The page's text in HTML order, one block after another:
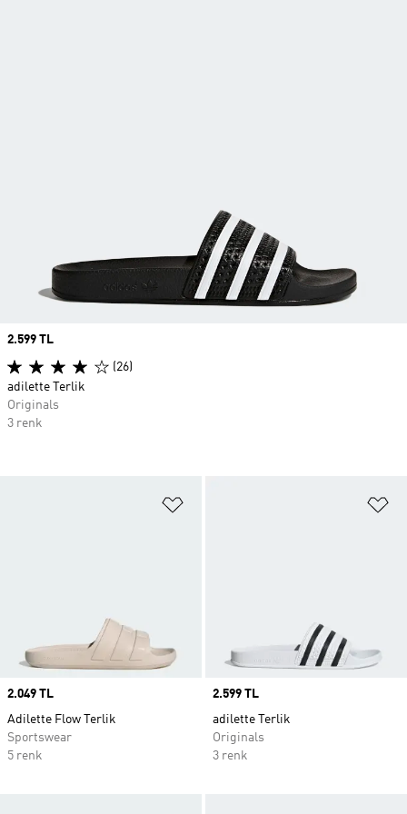
Price
2.049 TL
Adilette Flow Terlik
Sportswear
5 renk
Price
2.599 TL
adilette Terlik
Originals
3 renk
Price
2.599 TL
(26)
adilette Terlik
Originals
3 renk